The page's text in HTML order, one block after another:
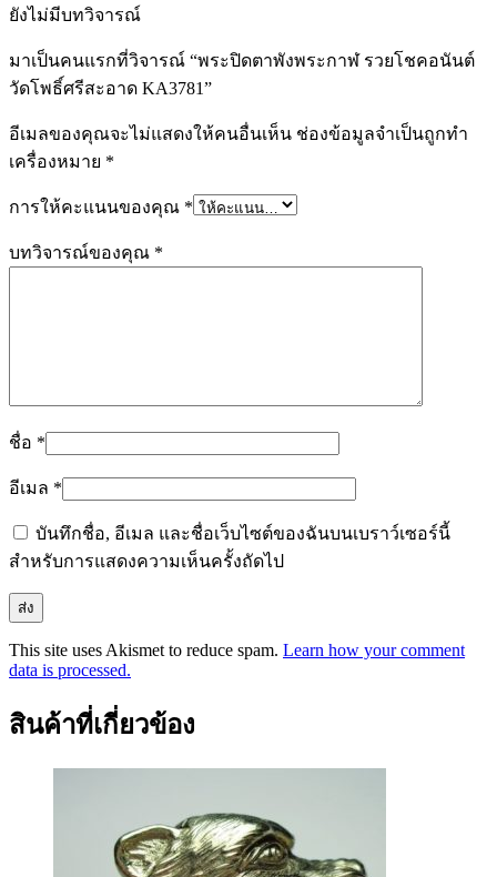
ยังไม่มีบทวิจารณ์
มาเป็นคนแรกที่วิจารณ์ “พระปิดตาพังพระกาฬ รวยโชคอนันต์
วัดโพธิ์ศรีสะอาด KA3781”
อีเมลของคุณจะไม่แสดงให้คนอื่นเห็น ช่องข้อมูลจำเป็นถูกทำ
เครื่องหมาย *
การให้คะแนนของคุณ *
บทวิจารณ์ของคุณ *
ชื่อ *
อีเมล *
บันทึกชื่อ, อีเมล และชื่อเว็บไซต์ของฉันบนเบราว์เซอร์นี้
สำหรับการแสดงความเห็นครั้งถัดไป
This site uses Akismet to reduce spam. Learn how your comment
data is processed.
สินค้าที่เกี่ยวข้อง